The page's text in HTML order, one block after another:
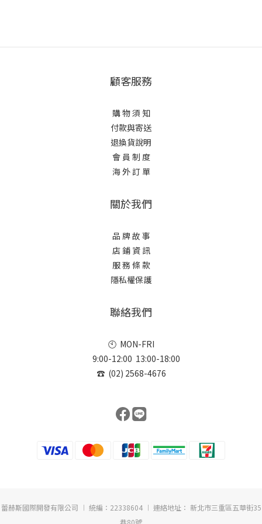
顧客服務
購 物 須 知
付款與寄送
退換貨說明
會 員 制 度
海 外 訂 單
關於我們
品 牌 故 事
店 鋪 資 訊
服 務 條 款
隱私權保護
聯絡我們
🕙 MON-FRI
9:00-12:00 13:00-18:00
☎ (02) 2568-4676
蕾赫斯國際開發有限公司 ︱ 統編：22338604 ︱ 連絡地址： 新北市三重區五華街35
巷80號